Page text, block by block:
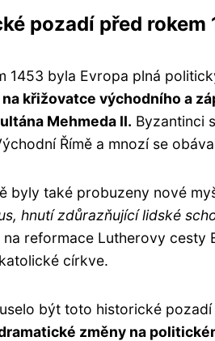
pozadí před rokem
1453 byla Evropa plná
křižovatce východního a
Mehmeda II. Byzantinci
Římě a mnozí se
byly také probuzeny nové
hnutí zdůrazňující lidské
reformace Lutherovy cesty
církve.
být toto historické
změny na